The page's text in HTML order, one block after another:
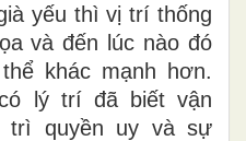
yếu thì vị trí thống
và đến lúc nào đó
khác mạnh hơn.
lý trí đã biết vận
trì quyền uy và sự